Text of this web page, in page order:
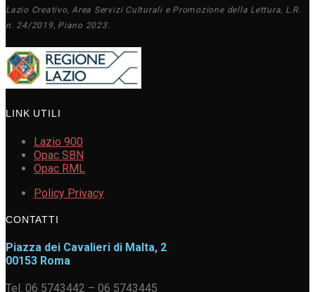
Lazio Creativo, Area Servizi Culturali e Promozione della Lettura, L.R.
n. 24/2019, Piano 2023.
LINK UTILI
Lazio 900
Opac SBN
Opac RML
Policy Privacy
CONTATTI
Piazza dei Cavalieri di Malta, 2
00153 Roma
Tel. 06 5743442 – 06 5743445